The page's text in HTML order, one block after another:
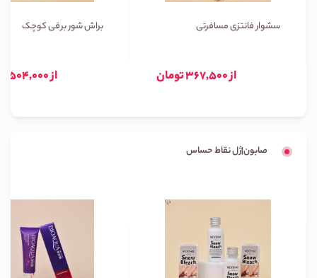
سشوار فانتزی مسافرتی
از 367,500 تومان
براش شور برقی کوچک
از 504,000 تومان
صابون|ژل نقاط حساس